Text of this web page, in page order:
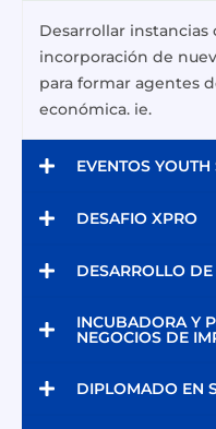
Desarrollar
incorporación de
para formar agentes
económica. ie.
EVENTOS
DESAFIO XPRO
DESARROLLO
INCUBADORA Y
NEGOCIOS DE
DIPLOMADO EN